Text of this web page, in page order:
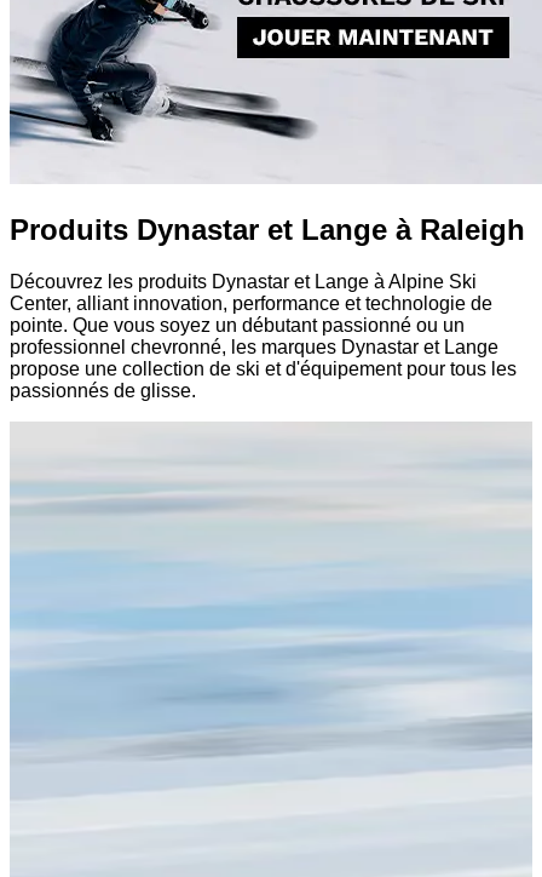
Produits Dynastar et Lange à Raleigh
Découvrez les produits Dynastar et Lange à Alpine Ski
Center, alliant innovation, performance et technologie de
pointe. Que vous soyez un débutant passionné ou un
professionnel chevronné, les marques Dynastar et Lange
propose une collection de ski et d'équipement pour tous les
passionnés de glisse.